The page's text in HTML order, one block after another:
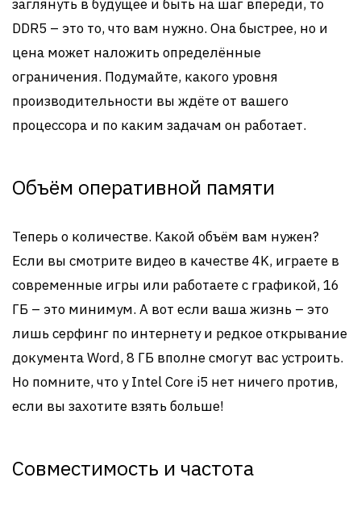
заглянуть в будущее и быть на шаг впереди, то
DDR5 – это то, что вам нужно. Она быстрее, но и
цена может наложить определённые
ограничения. Подумайте, какого уровня
производительности вы ждёте от вашего
процессора и по каким задачам он работает.
Объём оперативной памяти
Теперь о количестве. Какой объём вам нужен?
Если вы смотрите видео в качестве 4K, играете в
современные игры или работаете с графикой, 16
ГБ – это минимум. А вот если ваша жизнь – это
лишь серфинг по интернету и редкое открывание
документа Word, 8 ГБ вполне смогут вас устроить.
Но помните, что у Intel Core i5 нет ничего против,
если вы захотите взять больше!
Совместимость и частота